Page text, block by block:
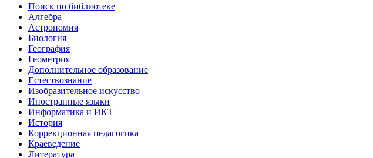
Поиск по библиотеке
Алгебра
Астрономия
Биология
География
Геометрия
Дополнительное образование
Естествознание
Изобразительное искусство
Иностранные языки
Информатика и ИКТ
История
Коррекционная педагогика
Краеведение
Литература